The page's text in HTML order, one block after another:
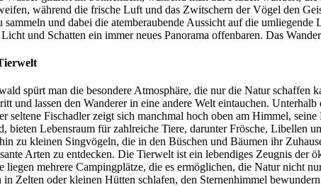
während die frische Luft und das Zwitschern der Vögel den
und dabei die atemberaubende Aussicht auf die
und Schatten ein immer neues Panorama offenbaren. Das
spürt man die besondere Atmosphäre, die nur die Natur
und lassen den Wanderer in eine andere Welt eintauchen.
seltene Fischadler zeigt sich manchmal hoch oben am Himmel,
bieten Lebensraum für zahlreiche Tiere, darunter Frösche, Libellen
zu kleinen Singvögeln, die in den Büschen und Bäumen ihr
Arten zu entdecken. Die Tierwelt ist ein lebendiges Zeugnis
liegen mehrere Campingplätze, die es ermöglichen, die Natur nicht
Zelten oder kleinen Hütten schlafen, den Sternenhimmel